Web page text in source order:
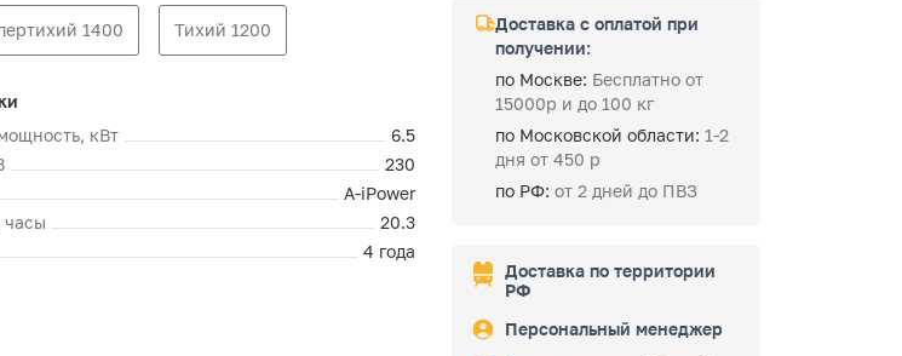
1400 Тихий 1200
кВт
6.5
230
A-iPower
часы
20.3
4 года
Доставка с оплатой при
получении:
по Москве: Бесплатно от
15000р и до 100 кг
по Московской области: 1-2
дня от 450 р
по РФ: от 2 дней до ПВЗ
Доставка по территории
РФ
Персональный менеджер